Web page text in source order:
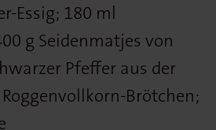
Essig; 180 ml
g Seidenmatjes von
Pfeffer aus der
Brötchen;